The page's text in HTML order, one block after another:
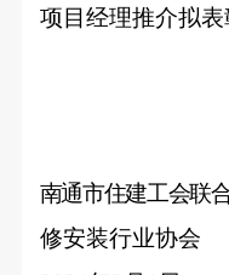
项目经理推介拟
南通市住建
修安装行业协会